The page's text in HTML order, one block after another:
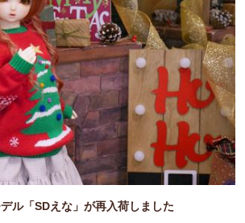
ル「SDえな」が再入荷しました